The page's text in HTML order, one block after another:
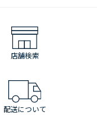
店舗検索
配送について